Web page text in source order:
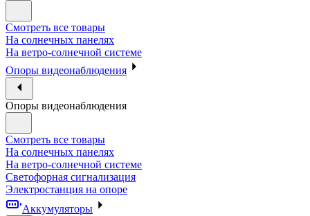
Смотреть все товары
На солнечных панелях
На ветро-солнечной системе
Опоры видеонаблюдения
Опоры видеонаблюдения
Смотреть все товары
На солнечных панелях
На ветро-солнечной системе
Светофорная сигнализация
Электростанция на опоре
Аккумуляторы